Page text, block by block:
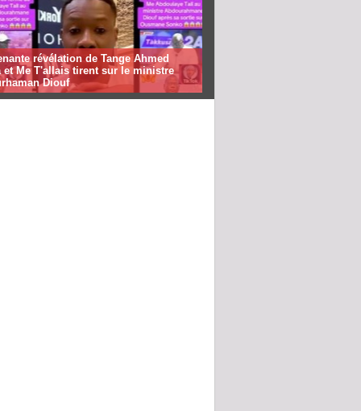
révélation de Tange Ahmed
et Me T'allais tirent sur le ministre
Diouf